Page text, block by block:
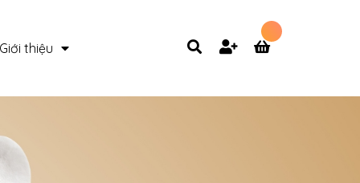
thiệu